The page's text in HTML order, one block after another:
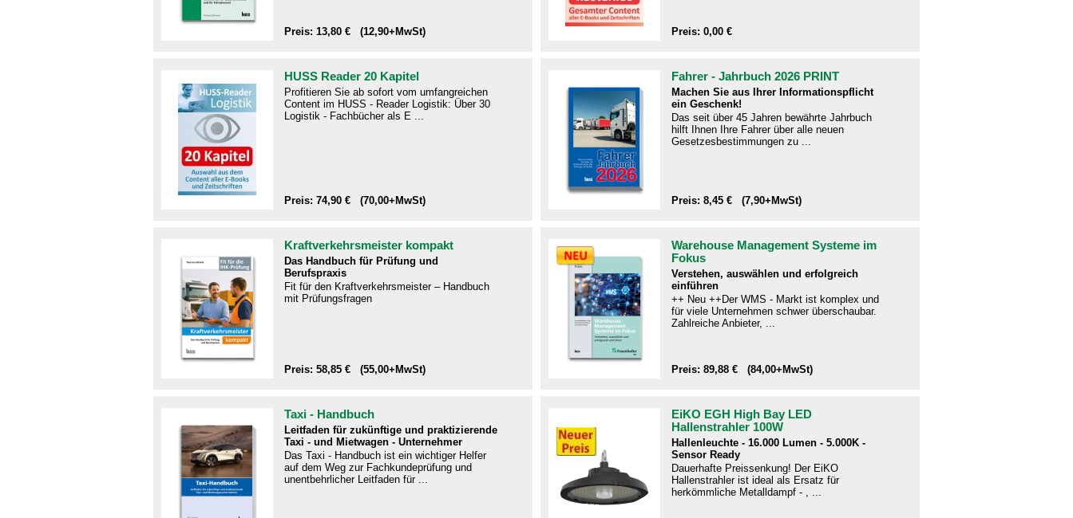
Preis: 13,80 € (12,90+MwSt) Preis: 0,00 €
HUSS Reader 20 Kapitel
Profitieren Sie ab sofort vom umfangreichen
Content im HUSS - Reader Logistik: Über 30
Logistik - Fachbücher als E ...
Preis: 74,90 € (70,00+MwSt)
Fahrer - Jahrbuch 2026 PRINT
Machen Sie aus Ihrer Informationspflicht
ein Geschenk!
Das seit über 45 Jahren bewährte Jahrbuch
hilft Ihnen Ihre Fahrer über alle neuen
Gesetzesbestimmungen zu ...
Preis: 8,45 € (7,90+MwSt)
Kraftverkehrsmeister kompakt
Das Handbuch für Prüfung und
Berufspraxis
Fit für den Kraftverkehrsmeister – Handbuch
mit Prüfungsfragen​
Preis: 58,85 € (55,00+MwSt)
Warehouse Management Systeme im
Fokus
Verstehen, auswählen und erfolgreich
einführen
++ Neu ++Der WMS - Markt ist komplex und
für viele Unternehmen schwer überschaubar.
Zahlreiche Anbieter, ...
Preis: 89,88 € (84,00+MwSt)
Taxi - Handbuch
Leitfaden für zukünftige und praktizierende
Taxi - und Mietwagen - Unternehmer
Das Taxi - Handbuch ist ein wichtiger Helfer
auf dem Weg zur Fachkundeprüfung und
unentbehrlicher Leitfaden für ...
EiKO EGH High Bay LED
Hallenstrahler 100W
Hallenleuchte - 16.000 Lumen - 5.000K -
Sensor Ready
Dauerhafte Preissenkung! Der EiKO
Hallenstrahler ist ideal als Ersatz für
herkömmliche Metalldampf - , ...